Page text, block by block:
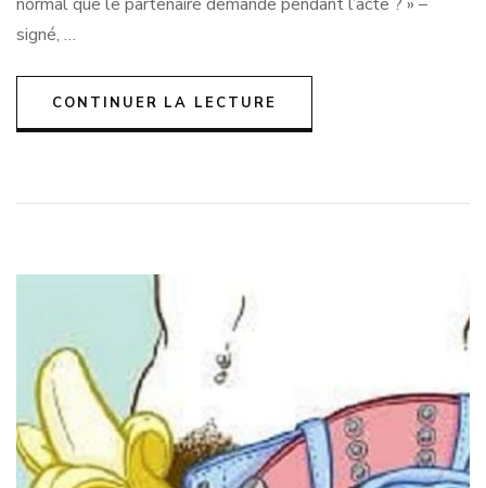
que
signé, …
CONTINUER LA LECTURE